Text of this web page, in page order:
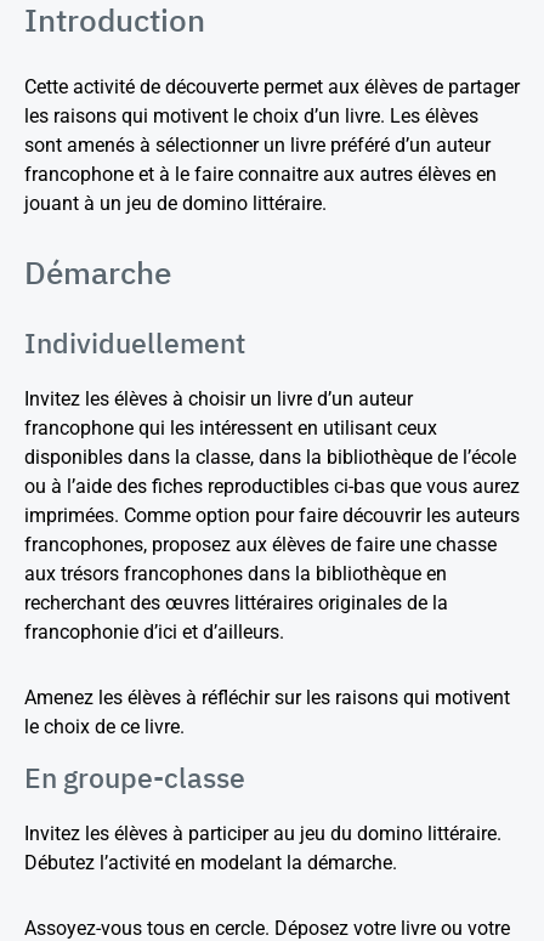
Introduction
Cette activité de découverte permet aux élèves de partager
les raisons qui motivent le choix d’un livre. Les élèves
sont amenés à sélectionner un livre préféré d’un auteur
francophone et à le faire connaitre aux autres élèves en
jouant à un jeu de domino littéraire.
Démarche
Individuellement
Invitez les élèves à choisir un livre d’un auteur
francophone qui les intéressent en utilisant ceux
disponibles dans la classe, dans la bibliothèque de l’école
ou à l’aide des fiches reproductibles ci-bas que vous aurez
imprimées. Comme option pour faire découvrir les auteurs
francophones, proposez aux élèves de faire une chasse
aux trésors francophones dans la bibliothèque en
recherchant des œuvres littéraires originales de la
francophonie d’ici et d’ailleurs.
Amenez les élèves à réfléchir sur les raisons qui motivent
le choix de ce livre.
En groupe-classe
Invitez les élèves à participer au jeu du domino littéraire.
Débutez l’activité en modelant la démarche.
Assoyez-vous tous en cercle. Déposez votre livre ou votre